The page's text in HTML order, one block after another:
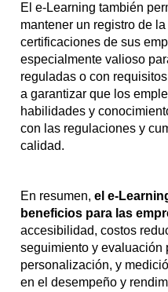
El e-Learning también
mantener un registro de
certificaciones de sus
especialmente valioso
reguladas o con
a garantizar que los
habilidades y
con las regulaciones y
calidad.
En resumen,el e-
beneficios para las
accesibilidad, costos
seguimiento y evaluación
personalización, y
en el desempeño y